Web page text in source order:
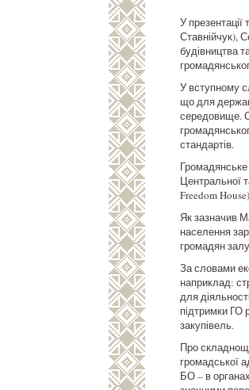
У
Ставнійчук),
будівництва
У вступному
що для
середовище.
стандартів.
Громадянське
Центральної
Freedom
Як зазначив
населення
громадян
За словами
наприклад:
для
підтримки ГО
закупівель.
Про
громадської
БО – в